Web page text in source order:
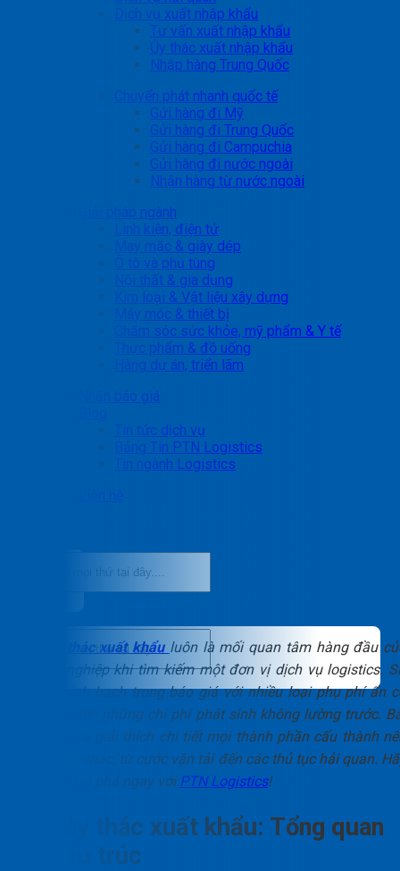
Dịch vụ xuất nhập khẩu
Tư vấn xuất nhập khẩu
Ủy thác xuất nhập khẩu
Nhập hàng Trung Quốc
Chuyển phát nhanh quốc tế
Gửi hàng đi Mỹ
Gửi hàng đi Trung Quốc
Gửi hàng đi Campuchia
Gửi hàng đi nước ngoài
Nhận hàng từ nước ngoài
Giải pháp ngành
Linh kiện, điện tử
May mặc & giày dép
Ô tô và phụ tùng
Nội thất & gia dụng
Kim loại & Vật liệu xây dựng
Máy móc & thiết bị
Chăm sóc sức khỏe, mỹ phẩm & Y tế
Thực phẩm & đồ uống
Hàng dự án, triển lãm
Nhận báo giá
Tin tức dịch vụ
Bảng Tin PTN Logistics
Tin ngành Logistics
Phí ủy thác xuất khẩu luôn là mối quan tâm hàng đầu
doanh nghiệp khi tìm kiếm một đơn vị dịch vụ logistics.
thiếu minh bạch trong báo giá với nhiều loại phụ phí ẩn
thể dẫn đến những chi phí phát sinh không lường trước.
viết này sẽ giải thích chi tiết mọi thành phần cấu thành
chi phí ủy thác, từ cước vận tải đến các thủ tục hải quan.
cùng khám phá ngay với PTN Logistics!
Phí ủy thác xuất khẩu: Tổng quan
và cấu trúc